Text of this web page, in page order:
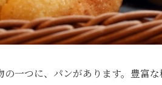
一つに、パンがあります。豊富